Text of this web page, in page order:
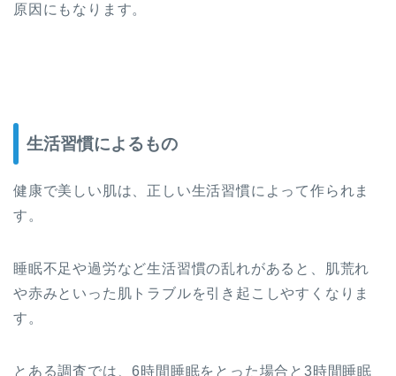
原因にもなります。
生活習慣によるもの
健康で美しい肌は、正しい生活習慣によって作られま
す。
睡眠不足や過労など生活習慣の乱れがあると、肌荒れ
や赤みといった肌トラブルを引き起こしやすくなりま
す。
とある調査では、6時間睡眠をとった場合と3時間睡眠